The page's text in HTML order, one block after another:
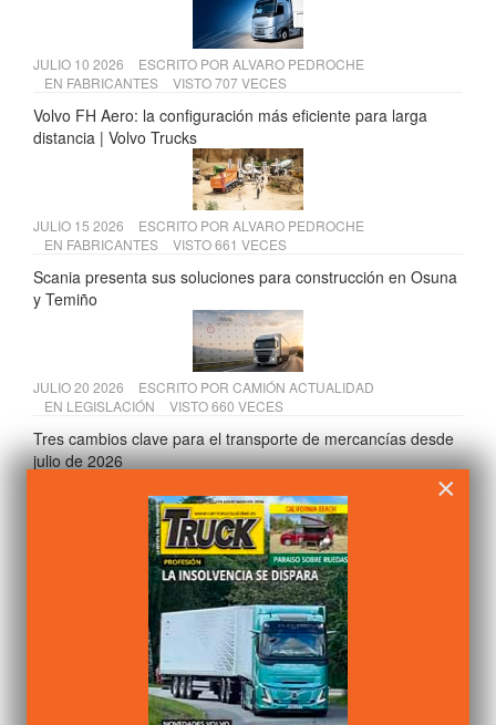
JULIO 10 2026 ESCRITO POR ALVARO PEDROCHE
EN FABRICANTES VISTO 707 VECES
Volvo FH Aero: la configuración más eficiente para larga
distancia | Volvo Trucks
JULIO 15 2026 ESCRITO POR ALVARO PEDROCHE
EN FABRICANTES VISTO 661 VECES
Scania presenta sus soluciones para construcción en Osuna
y Temiño
JULIO 20 2026 ESCRITO POR CAMIÓN ACTUALIDAD
EN LEGISLACIÓN VISTO 660 VECES
Tres cambios clave para el transporte de mercancías desde
julio de 2026
ESCRITO PORALVARO PEDROCHE
FABRICANTES VISTO 654 VECES
Renault Trucks España muestra su nueva sede de Getafe a
la Comunidad de Madrid
ESCRITO PORALVARO PEDROCHE
×